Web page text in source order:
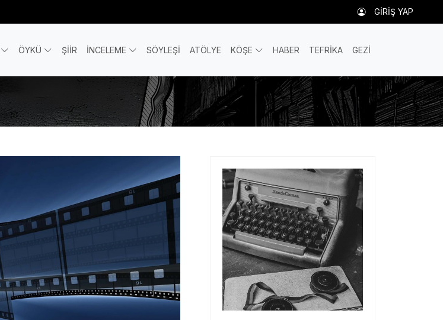
GİRİŞ YAP
ÖYKÜ ŞİİR İNCELEME SÖYLEŞİ ATÖLYE KÖŞE HABER TEFRİKA GEZİ